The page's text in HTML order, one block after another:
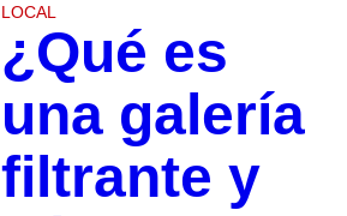
LOCAL
¿Qué es
una galería
filtrante y